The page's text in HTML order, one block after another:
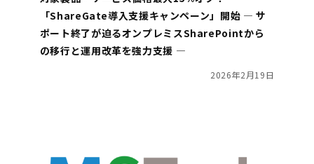
「ShareGate導入支援キャンペーン」開始 ― サ
ポート終了が迫るオンプレミスSharePointから
の移行と運用改革を強力支援 ―
2026年2月19日